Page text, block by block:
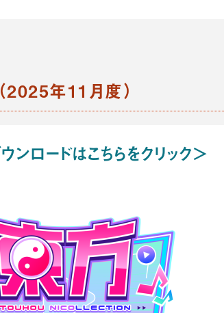
2025年11月度）
ンロードはこちらをクリック＞